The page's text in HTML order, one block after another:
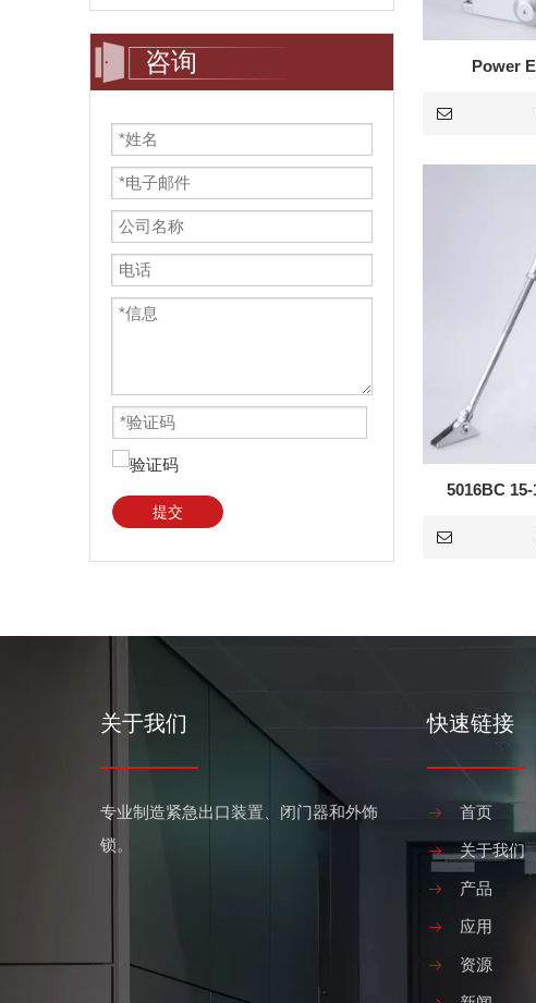
咨询
提交
Power
5016BC
关于我们
专业制造紧急出口装置、闭门器和外饰
锁。
快速链接
首页
关于我们
产品
应用
资源